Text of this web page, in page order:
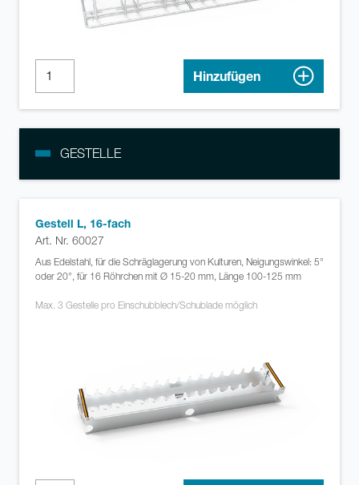
Hinzufügen
GESTELLE
Gestell L, 16-fach
Art. Nr. 60027
Aus Edelstahl, für die Schräglagerung von Kulturen, Neigungswinkel: 5°
oder 20°, für 16 Röhrchen mit Ø 15-20 mm, Länge 100-125 mm
Max. 3 Gestelle pro Einschubblech/Schublade möglich